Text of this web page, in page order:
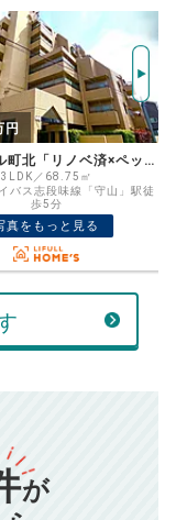
年
%
万円
万円
算結果
834
希望売却価
すすめ◎
円
ズ守山ディアクオーレ
4LDK／91.48㎡
イン「金屋駅」駅徒歩5分
屋市交通局 守山 徒歩4分
真をもっと見る
が